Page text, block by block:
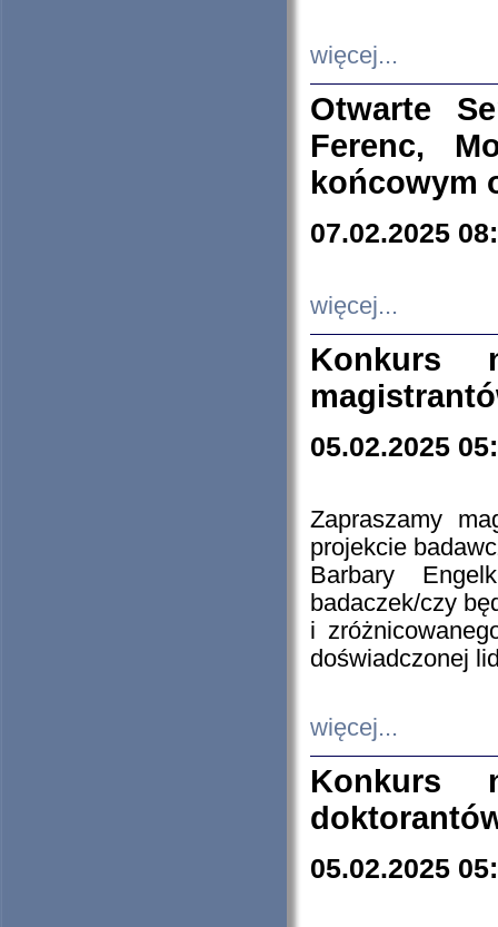
więcej...
Otwarte
Ferenc,
końcowym
07.02.2025
więcej...
Konkurs
05.02.2025
Zapraszamy
projekcie
Barbary
badaczek/czy
i
doświadczonej
więcej...
Konkurs
05.02.2025